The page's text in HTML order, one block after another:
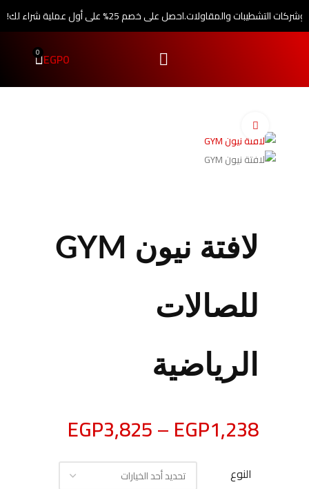
احصل على خصم 25% على أول عملية شراء لك!التشطيبات والمقاولات.
EGP0
0
لافتة نيون GYM
للصالات
الرياضية
EGP1,238
–
EGP3,825
النوع